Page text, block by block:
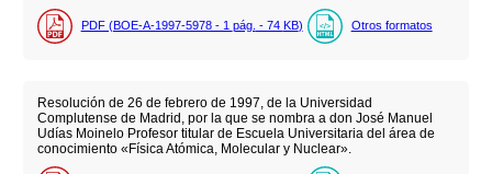
PDF (BOE-A-1997-5978 - 1 pág. - 74 KB) Otros formatos
Resolución de 26 de febrero de 1997, de la Universidad
Complutense de Madrid, por la que se nombra a don José Manuel
Udías Moinelo Profesor titular de Escuela Universitaria del área de
conocimiento «Física Atómica, Molecular y Nuclear».